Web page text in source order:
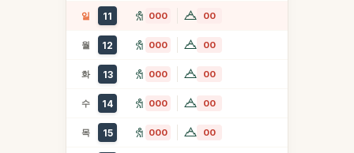
일 11 000 00
월 12 000 00
화 13 000 00
수 14 000 00
목 15 000 00